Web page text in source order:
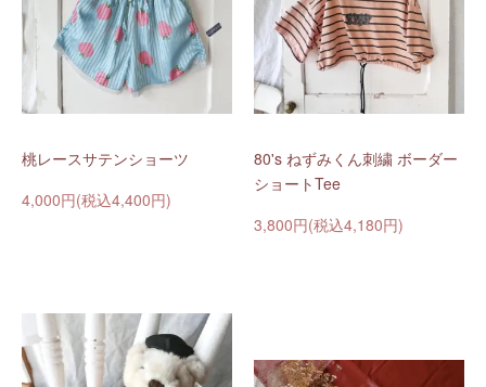
桃レースサテンショーツ
4,000円(税込4,400円)
80's ねずみくん刺繍 ボーダー
ショートTee
3,800円(税込4,180円)